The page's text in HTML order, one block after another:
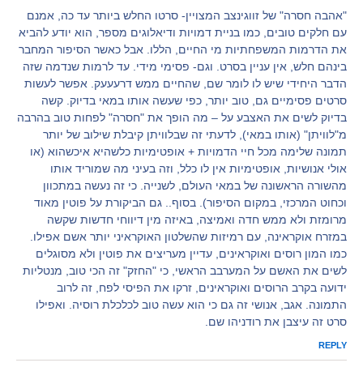
"אהבה חסרה" של זווגינצב המצויין- סרטו החלש ביותר עד כה, אמנם
עם חלקים טובים, כמו בניית דמויות ודיאלוגים מספר, הוא יודע להביא
את הדרמות המשפחתיות מי החיים, הללו. אבל כאשר הסיפור המחבר
בינהם חלש, אין עניין בסרט. וגם- פסימי מידי. עד לרמות שנדמה שזה
הדבר היחידי שיש לו לומר שם, שהחיים ממש דרעעעק. אפשר לעשות
סרטים פסימיים גם, טוב יותר, כפי שעשה אותו במאי בדיוק. קשה
בדיוק לשים את האצבע על – מה הופך את "חסרה" לפחות טוב בהרבה
מ"לוויתן" (אותו במאי), לדעתי זה שבלוויתן קיבלת שילוב של יותר
תמונה שלימה מכל חיי הדמויות + אופטימיות כלשהיא איכשהוא (או
אולי אנושיות, אופטימיות אין לו כלל, וזה בעיני מה שמוריד אותו
מהשורה הראשונה של במאי העולם, לשנייה. כי זה נעשה במתכוון
וכחוט המרכזי, במקום הסיפור). בסוף.. גם הביקורת על פוטין מאוד
מרומזת ולא ממש חדה ואמיצה, באיזה מין דיווחי חדשות שקשה
במזרח אוקראינה, עם רמיזות שהשלטון האוקראיני יותר אשם אפילו.
כמו המון רוסים ואוקראינים, עדיין מעריצים את פוטין ולא מסוגלים
לשים את האשם על המערבב הראשי, כי "החזק" זה הכי טוב, מנטליות
ידועה בקרב הרוסים ואוקראינים, זרקו את הפיסי לפח, זה לרוב
התמונה. אגב, אנושי זה גם כי הוא עשה טוב לכלכלת רוסיה. ואפילו
סרט זה עיצבן את רודניהו שם.
REPLY